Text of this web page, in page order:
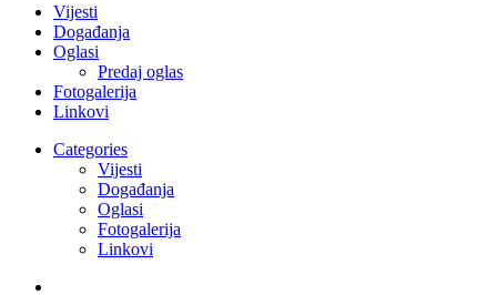
Vijesti
Događanja
Oglasi
Predaj oglas
Fotogalerija
Linkovi
Categories
Vijesti
Događanja
Oglasi
Fotogalerija
Linkovi